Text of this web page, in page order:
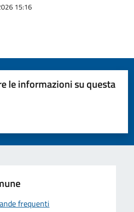
15:16
le informazioni su questa
stelle su 5
su 5
5
frequenti